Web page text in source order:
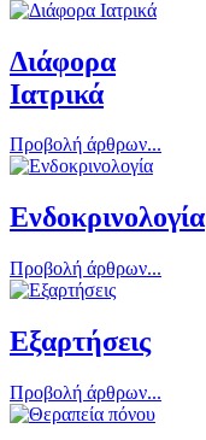
Διάφορα
Ιατρικά
Προβολή άρθρων...
Ενδοκρινολογία
Προβολή άρθρων...
Εξαρτήσεις
Προβολή άρθρων...